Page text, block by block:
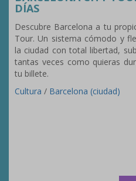
DÍAS
Descubre Barcelona a tu
Tour. Un sistema cómodo y
la ciudad con total libertad,
tantas veces como quieras
tu billete.
Cultura / Barcelona (ciudad)